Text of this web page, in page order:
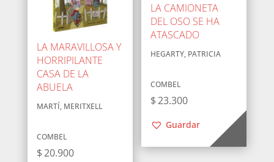
LA MARAVILLOSA Y
HORRIPILANTE
CASA DE LA
ABUELA
MARTÍ, MERITXELL
COMBEL
$20.900
LA CAMIONETA
DEL OSO SE HA
ATASCADO
HEGARTY, PATRICIA
COMBEL
$23.300
Guardar